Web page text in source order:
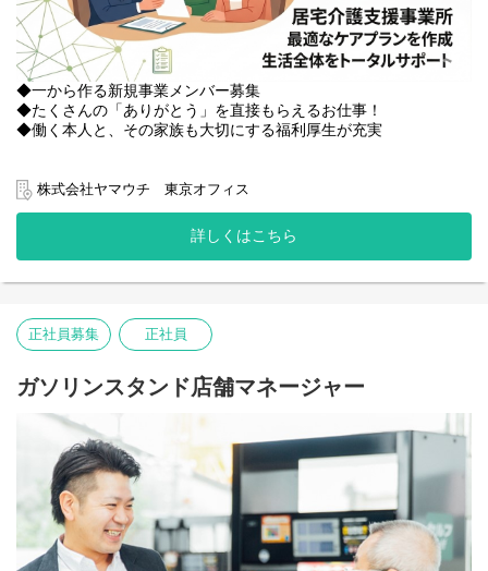
◆一から作る新規事業メンバー募集
◆たくさんの「ありがとう」を直接もらえるお仕事！
◆働く本人と、その家族も大切にする福利厚生が充実
練馬・板橋エリアのご利用者様に対する、ケアマネジメント業務
全般、
管理者としての管理業務全般を担当いただきます。
【主な業務】
・ケアプラン作成、給付管理、モニタリング等の実務
参加
・所属ケアマネージャーへの指導・育成、新人研修
・その他店舗運営管理に関わる業務 など
株式会社ヤマウチ 東京オフィス
詳しくはこちら
正社員募集 正社員
ガソリンスタンド店舗マネージャー